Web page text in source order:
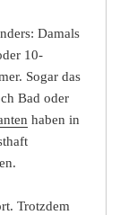
Damals
10-
Sogar das
Bad oder
haben in
Trotzdem